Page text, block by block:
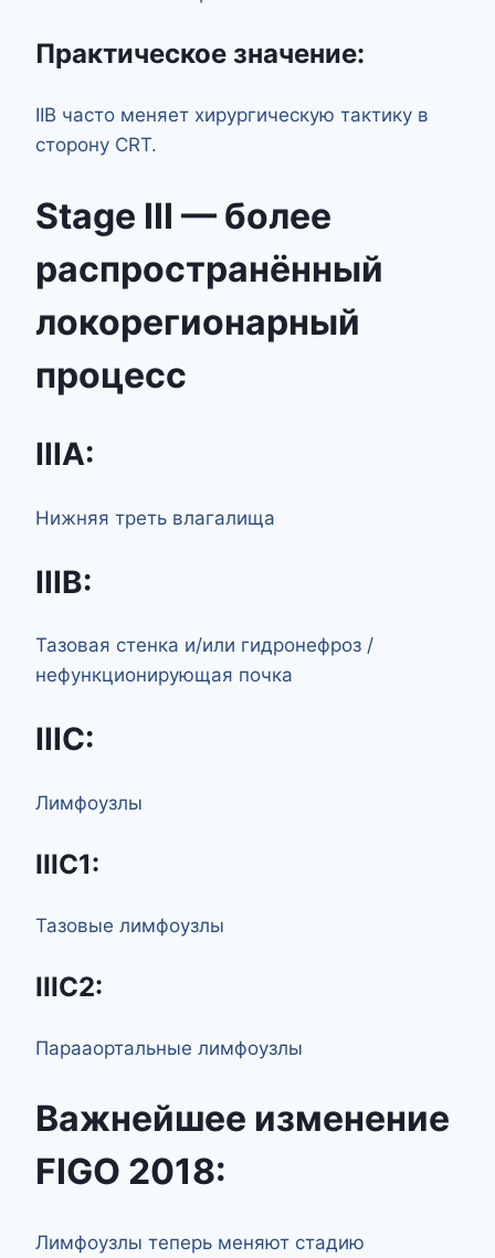
Практическое значение:
IIB часто меняет хирургическую тактику в
сторону CRT.
Stage III — более
распространённый
локорегионарный
процесс
IIIA:
Нижняя треть влагалища
IIIB:
Тазовая стенка и/или гидронефроз /
нефункционирующая почка
IIIC:
Лимфоузлы
IIIC1:
Тазовые лимфоузлы
IIIC2:
Парааортальные лимфоузлы
Важнейшее изменение
FIGO 2018:
Лимфоузлы теперь меняют стадию